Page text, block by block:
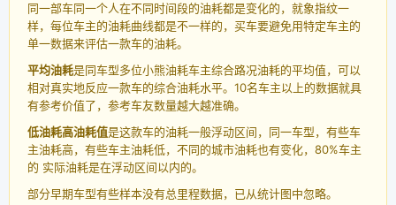
同一部车同一个人在不同时间段的油耗都是变化的，就象指纹一
样，每位车主的油耗曲线都是不一样的，买车要避免用特定车主的
单一数据来评估一款车的油耗。
平均油耗是同车型多位小熊油耗车主综合路况油耗的平均值，可以
相对真实地反应一款车的综合油耗水平。10名车主以上的数据就具
有参考价值了，参考车友数量越大越准确。
低油耗高油耗值是这款车的油耗一般浮动区间，同一车型，有些车
主油耗高，有些车主油耗低，不同的城市油耗也有变化，80%车主
的 实际油耗是在浮动区间以内的。
部分早期车型有些样本没有总里程数据，已从统计图中忽略。